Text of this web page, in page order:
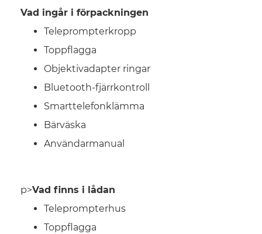
Vad ingår i förpackningen
Teleprompterkropp
Toppflagga
Objektivadapter ringar
Bluetooth-fjärrkontroll
Smarttelefonklämma
Bärväska
Användarmanual
p>Vad finns i lådan
Teleprompterhus
Toppflagga